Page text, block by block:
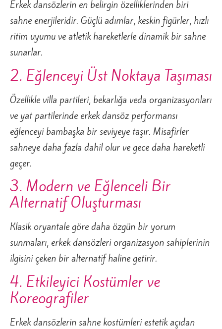
Erkek dansözlerin en belirgin özelliklerinden biri
sahne enerjileridir. Güçlü adımlar, keskin figürler, hızlı
ritim uyumu ve atletik hareketlerle dinamik bir sahne
sunarlar.
2. Eğlenceyi Üst Noktaya Taşıması
Özellikle villa partileri, bekarlığa veda organizasyonları
ve yat partilerinde erkek dansöz performansı
eğlenceyi bambaşka bir seviyeye taşır. Misafirler
sahneye daha fazla dahil olur ve gece daha hareketli
geçer.
3. Modern ve Eğlenceli Bir
Alternatif Oluşturması
Klasik oryantale göre daha özgün bir yorum
sunmaları, erkek dansözleri organizasyon sahiplerinin
ilgisini çeken bir alternatif haline getirir.
4. Etkileyici Kostümler ve
Koreografiler
Erkek dansözlerin sahne kostümleri estetik açıdan